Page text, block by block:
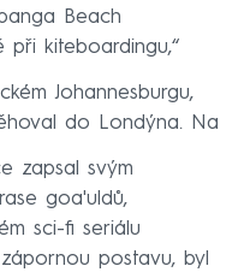
Beach
kiteboardingu,“
Johannesburgu,
do Londýna. Na
zapsal svým
goa'uldů,
sci-fi seriálu
postavu, byl